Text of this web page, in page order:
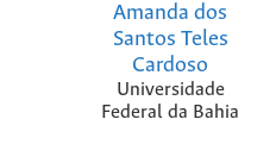
Amanda dos
Santos Teles
Cardoso
Universidade
Federal da Bahia